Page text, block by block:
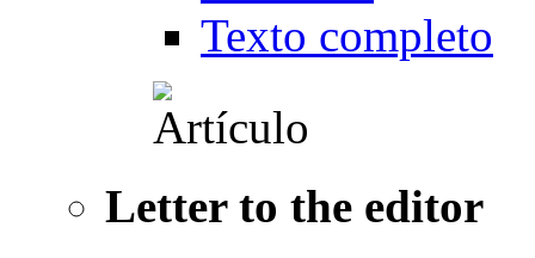
Texto completo
Letter to the editor